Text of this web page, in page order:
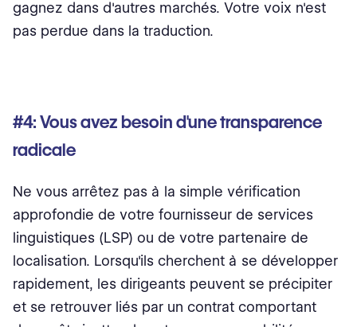
gagnez dans d'autres marchés. Votre voix n'est
pas perdue dans la traduction.
#4: Vous avez besoin d'une transparence
radicale
Ne vous arrêtez pas à la simple vérification
approfondie de votre fournisseur de services
linguistiques (LSP) ou de votre partenaire de
localisation. Lorsqu'ils cherchent à se développer
rapidement, les dirigeants peuvent se précipiter
et se retrouver liés par un contrat comportant